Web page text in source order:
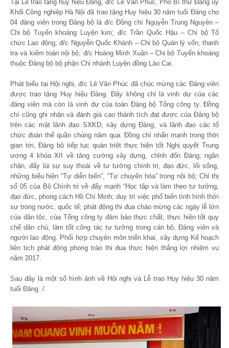
Tại Lễ trao tặng huy hiệu Đảng, đ/c Lê Văn Phúc, Phó Bí thư Đảng ủy
Khối Công nghiệp Hà Nội đã trao tặng Huy hiệu 30 năm tuổi Đảng cho
04 đảng viên trong Đảng bộ là đ/c Đồng chí Nguyễn Trung Nguyên –
Chi bộ Tuyển khoáng Luyện kim; đ/c Trần Quốc Hậu – Chi bộ Tổ
chức Lao động; đ/c Nguyễn Quốc Khánh – Chi bộ Quản lý vốn, thanh
tra và kiểm toán nội bộ; đ/c Hoàng Minh Xuân – Chi bộ Tuyển khoáng
thuộc Đảng bộ bộ phận Chi nhánh Luyện đồng Lào Cai.
Phát biểu tại Hội nghị, đ/c Lê Văn Phúc đã chúc mừng các Đảng viên
được trao tặng Huy hiệu Đảng. Đây không chỉ là vinh dự của các
đảng viên mà còn là vinh dự của toàn Đảng bộ Tổng công ty. Đồng
chí cũng ghi nhận và đánh giá cao thành tích đạt được của Đảng bộ
trên các mặt lãnh đạo SXKD, xây dựng Đảng, và lãnh đạo các tổ
chức đoàn thể quần chúng năm qua. Đồng chí nhấn mạnh trong thời
gian tới, Đảng bộ tiếp tục quán triệt thực hiện tốt Nghị quyết Trung
ương 4 khóa XII về tăng cường xây dựng, chỉnh đốn Đảng; ngăn
chặn, đẩy lùi sự suy thoái về tư tưởng chính trị, đạo đức, lối sống,
những biểu hiện “Tự diễn biến”, “Tự chuyển hóa” trong nội bộ; Chỉ thị
số 05 của Bộ Chính trị về đẩy mạnh “Học tập và làm theo tư tưởng,
đạo đức, phong cách Hồ Chí Minh; duy trì việc phổ biến tình hình thời
sự trong nước, quốc tế; phát động thi đua chào mừng các ngày lễ lớn
của dân tộc, của Tổng công ty đảm bảo thực chất; thực hiện tốt quy
chế dân chủ; làm tốt công tác tư tưởng trong cán bộ, Đảng viên và
người lao động. Phối hợp chuyên môn triển khai, xây dựng Kế hoạch
liên tịch phát động phong trào thi đua thực hiện thắng lợi nhiệm vụ
năm 2017.
Sau đây là một số hình ảnh về Hội nghị và Lễ trao Huy hiệu 30 năm
tuổi Đảng ./.